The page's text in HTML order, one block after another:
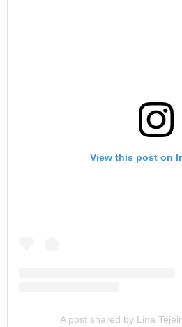
View this post on
A post shared by Lina